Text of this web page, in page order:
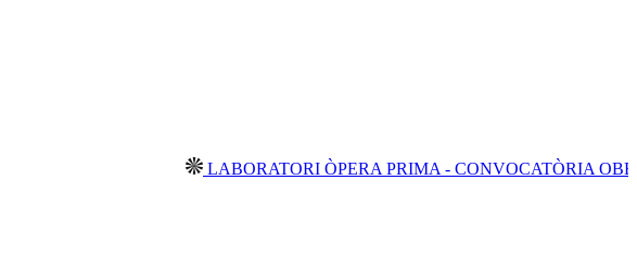
LABORATORI ÒPERA PRIMA - CONVOCATÒRIA OBERTA 2026